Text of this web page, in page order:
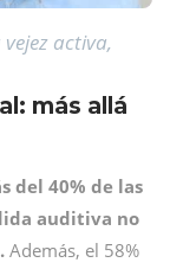
activa,
más allá
del 40% de las
auditiva no
Además, el 58%